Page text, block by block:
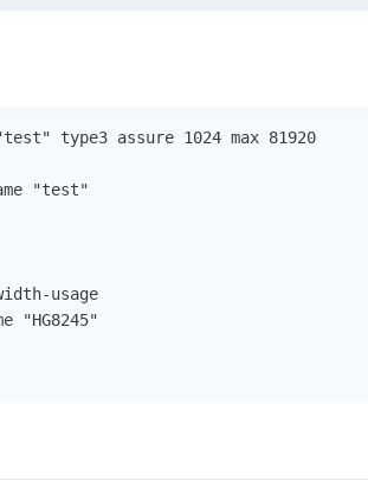
type3 assure 1024 max 81920
"test"
usage